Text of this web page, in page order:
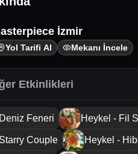
İzmir
Yol Tarifi Al Mekanı İncele
Etkinlikleri
Feneri Heykel - Fil
Couple Heykel -